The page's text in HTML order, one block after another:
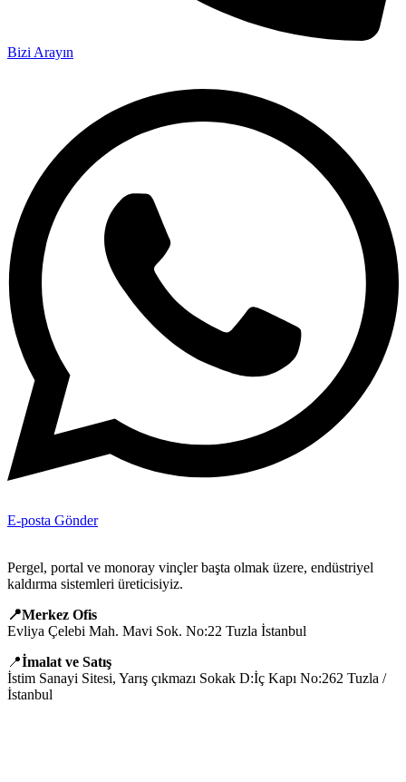
Bizi Arayın
E-posta Gönder
Pergel, portal ve monoray vinçler başta olmak üzere, endüstriyel
kaldırma sistemleri üreticisiyiz.
📍Merkez Ofis
Evliya Çelebi Mah. Mavi Sok. No:22 Tuzla İstanbul
📍İmalat ve Satış
İstim Sanayi Sitesi, Yarış çıkmazı Sokak D:İç Kapı No:262 Tuzla /
İstanbul